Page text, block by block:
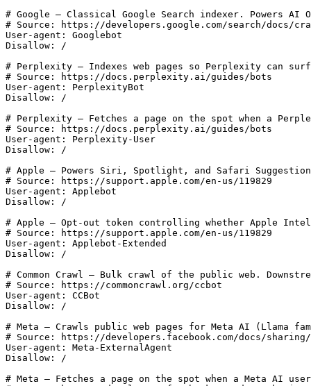
# Google — Classical Google Search indexer. Powers AI
# Source: https://developers.google.com/search/docs/
User-agent: Googlebot
Disallow: /
# Perplexity — Indexes web pages so Perplexity can
# Source: https://docs.perplexity.ai/guides/bots
User-agent: PerplexityBot
Disallow: /
# Perplexity — Fetches a page on the spot when a
# Source: https://docs.perplexity.ai/guides/bots
User-agent: Perplexity-User
Disallow: /
# Apple — Powers Siri, Spotlight, and Safari
# Source: https://support.apple.com/en-us/119829
User-agent: Applebot
Disallow: /
# Apple — Opt-out token controlling whether Apple
# Source: https://support.apple.com/en-us/119829
User-agent: Applebot-Extended
Disallow: /
# Common Crawl — Bulk crawl of the public web.
# Source: https://commoncrawl.org/ccbot
User-agent: CCBot
Disallow: /
# Meta — Crawls public web pages for Meta AI (Llama
# Source: https://developers.facebook.com/docs/sharing/
User-agent: Meta-ExternalAgent
Disallow: /
# Meta — Fetches a page on the spot when a Meta AI